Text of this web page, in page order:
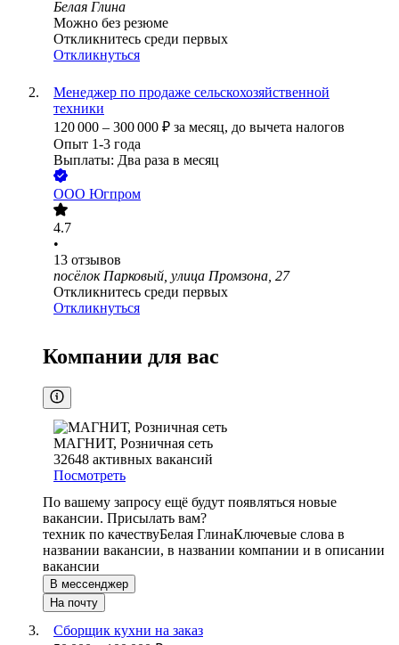
Белая Глина
Можно без резюме
Откликнитесь среди первых
Откликнуться
Менеджер по продаже сельскохозяйственной
техники
120 000 – 300 000 ₽ за месяц, до вычета налогов
Опыт 1-3 года
Выплаты: Два раза в месяц
ООО Югпром
4.7
•
13 отзывов
посёлок Парковый, улица Промзона, 27
Откликнитесь среди первых
Откликнуться
Компании для вас
МАГНИТ, Розничная сеть
32648 активных вакансий
Посмотреть
По вашему запросу ещё будут появляться новые
вакансии. Присылать вам?
техник по качествуБелая ГлинаКлючевые слова в
названии вакансии, в названии компании и в описании
вакансии
В мессенджер
На почту
Сборщик кухни на заказ